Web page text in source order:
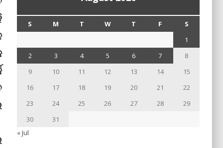
S M T W T F
S
1
2
3 4 5 6 7
8
9
10 11 12 13 14
15
16
17 18 19 20 21
22
23
24 25 26 27 28
29
30
31
« Jul